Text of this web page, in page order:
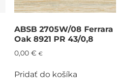
ABSB 2705W/08 Ferrara
Oak 8921 PR 43/0,8
0,00 € €
Pridať do košíka